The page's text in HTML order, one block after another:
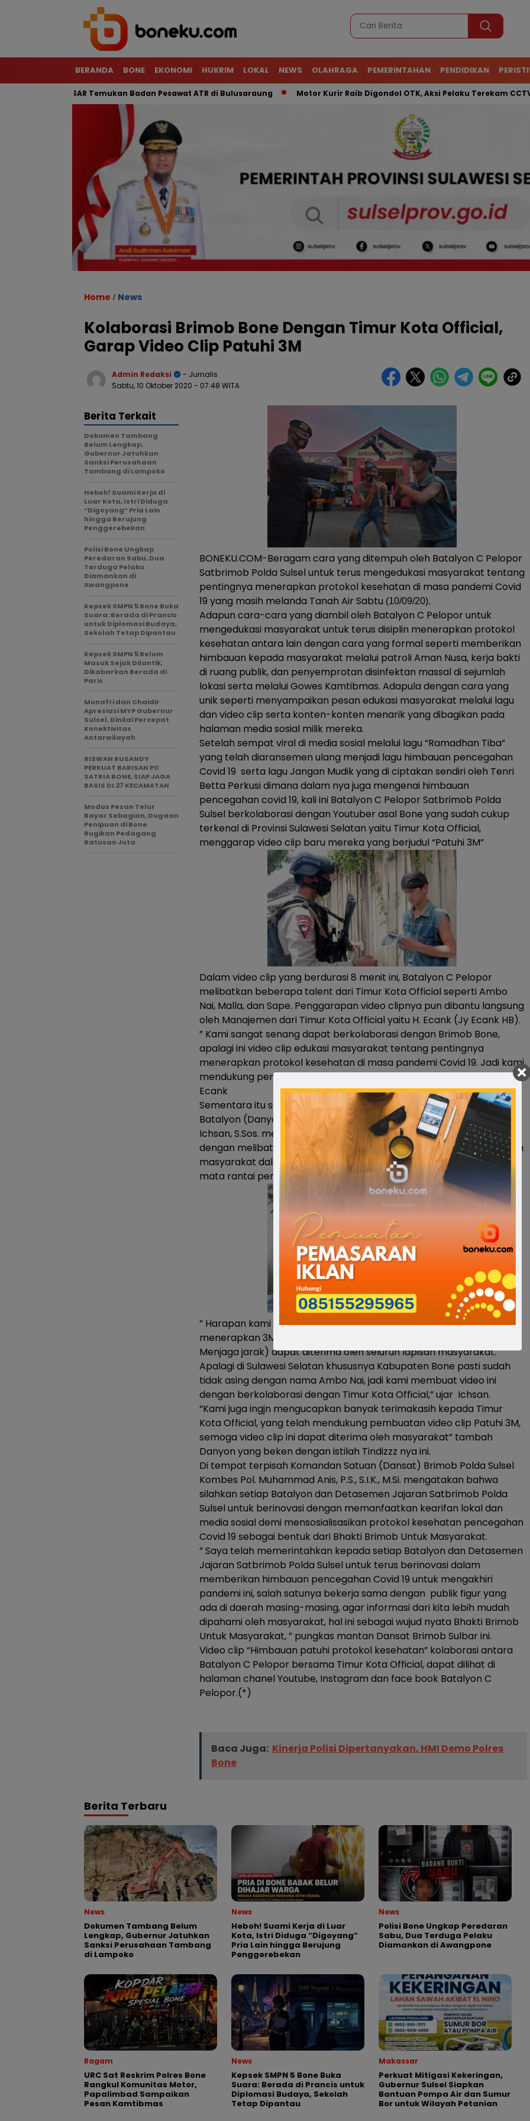
BERANDA BONE EKONOMI HUKRIM LOKAL NEWS OLAHRAGA PEMERINTAHAN PENDIDIKAN
Tim SAR Temukan Badan Pesawat ATR di Bulusaraung Motor Kurir Raib Digondol OTK, Aksi Pelaku Terekam CCTV
Home / News
Kolaborasi Brimob Bone Dengan Timur Kota Official,
Garap Video Clip Patuhi 3M
Admin Redaksi
- Jurnalis
Sabtu, 10 Oktober 2020 - 07:48 WITA
BONEKU.COM-Beragam cara yang ditempuh oleh Batalyon C Pelopor
Satbrimob Polda Sulsel untuk terus mengedukasi masyarakat tentang
pentingnya menerapkan protokol kesehatan di masa pandemi Covid
19 yang masih melanda Tanah Air Sabtu (10/09/20).
Adapun cara-cara yang diambil oleh Batalyon C Pelopor untuk
mengedukasi masyarakat untuk terus disiplin menerapkan protokol
kesehatan antara lain dengan cara yang formal seperti memberikan
himbauan kepada masyarakat melalui patroli Aman Nusa, kerja bakti
di ruang publik, dan penyemprotan disinfektan massal di sejumlah
lokasi serta melalui Gowes Kamtibmas. Adapula dengan cara yang
unik seperti menyampaikan pesan edukasi masyarakat melalui lagu
dan video clip serta konten-konten menarik yang dibagikan pada
halaman media sosial milik mereka.
Setelah sempat viral di media sosial melalui lagu “Ramadhan Tiba”
yang telah diaransemen ulang menjadi lagu himbauan pencegahan
Covid 19 serta lagu Jangan Mudik yang di ciptakan sendiri oleh Tenri
Betta Perkusi dimana dalam nya juga mengenai himbauan
pencegahan covid 19, kali ini Batalyon C Pelopor Satbrimob Polda
Sulsel berkolaborasi dengan Youtuber asal Bone yang sudah cukup
terkenal di Provinsi Sulawesi Selatan yaitu Timur Kota Official,
menggarap video clip baru mereka yang berjudul “Patuhi 3M”
Dalam video clip yang berdurasi 8 menit ini, Batalyon C Pelopor
melibatkan beberapa talent dari Timur Kota Official seperti Ambo
Nai, Malla, dan Sape. Penggarapan video clipnya pun dibantu langsung
oleh Manajemen dari Timur Kota Official yaitu H. Ecank (Jy Ecank HB).
” Kami sangat senang dapat berkolaborasi dengan Brimob Bone,
apalagi ini video clip edukasi masyarakat tentang pentingnya
menerapkan protokol kesehatan di masa pandemi Covid 19. Jadi kami
mendukung penuh terobosan dari Batalyon C Pelopor,” ungkap H.
Ecank
Sementara itu saat dikonfirmasi oleh awak media Komandan
Batalyon (Danyon) C Pelopor Satbrimob Polda Sulsel Kompol Nur
Ichsan, S.Sos. mengatakan jika pembuatan video clip “Patuhi 3M”
dengan melibatkan youtuber Bone ini untuk meningkatkan kesadaran
masyarakat dalam menerapkan protokol kesehatan demi memutus
mata rantai penyebaran Covid 19.
” Harapan kami melalui video clip ini, kami ingin agar himbauan untuk
menerapkan 3M ( Mencuci tangan, Menggunakan masker, dan
Menjaga jarak) dapat diterima oleh seluruh lapisan masyarakat.
Apalagi di Sulawesi Selatan khususnya Kabupaten Bone pasti sudah
tidak asing dengan nama Ambo Nai, jadi kami membuat video ini
dengan berkolaborasi dengan Timur Kota Official,” ujar Ichsan.
“Kami juga ingjn mengucapkan banyak terimakasih kepada Timur
Kota Official, yang telah mendukung pembuatan video clip Patuhi 3M,
semoga video clip ini dapat diterima oleh masyarakat” tambah
Danyon yang beken dengan istilah Tindizzz nya ini.
Di tempat terpisah Komandan Satuan (Dansat) Brimob Polda Sulsel
Kombes Pol. Muhammad Anis, P.S., S.I.K., M.Si. mengatakan bahwa
silahkan setiap Batalyon dan Detasemen Jajaran Satbrimob Polda
Sulsel untuk berinovasi dengan memanfaatkan kearifan lokal dan
media sosial demi mensosialisasikan protokol kesehatan pencegahan
Covid 19 sebagai bentuk dari Bhakti Brimob Untuk Masyarakat.
” Saya telah memerintahkan kepada setiap Batalyon dan Detasemen
Jajaran Satbrimob Polda Sulsel untuk terus berinovasi dalam
memberikan himbauan pencegahan Covid 19 untuk mengakhiri
pandemi ini, salah satunya bekerja sama dengan publik figur yang
ada di daerah masing-masing, agar informasi dari kita lebih mudah
dipahami oleh masyarakat, hal ini sebagai wujud nyata Bhakti Brimob
Untuk Masyarakat, ” pungkas mantan Dansat Brimob Sulbar ini.
Video clip “Himbauan patuhi protokol kesehatan” kolaborasi antara
Batalyon C Pelopor bersama Timur Kota Official, dapat dilihat di
halaman chanel Youtube, Instagram dan face book Batalyon C
Pelopor.(*)
Baca Juga: Kinerja Polisi Dipertanyakan, HMI Demo Polres
Bone
Berita Terkait
Dokumen Tambang
Belum Lengkap,
Gubernur Jatuhkan
Sanksi Perusahaan
Tambang di Lampoko
Heboh! Suami Kerja di
Luar Kota, Istri Diduga
“Digoyang” Pria Lain
hingga Berujung
Penggerebekan
Polisi Bone Ungkap
Peredaran Sabu, Dua
Terduga Pelaku
Diamankan di
Awangpone
Kepsek SMPN 5 Bone Buka
Suara: Berada di Prancis
untuk Diplomasi Budaya,
Sekolah Tetap Dipantau
Kepsek SMPN 5 Belum
Masuk Sejak Dilantik,
Dikabarkan Berada di
Paris
Munafri dan Chaidir
Apresiasi MYP Gubernur
Sulsel, Dinilai Percepat
Konektivitas
Antarwilayah
RISWAN RUSANDY
PERKUAT BARISAN PC
SATRIA BONE, SIAP JAGA
BASIS DI 27 KECAMATAN
Modus Pesan Telur
Bayar Sebagian, Dugaan
Penipuan di Bone
Rugikan Pedagang
Ratusan Juta
Berita Terbaru
News
Dokumen Tambang Belum
Lengkap, Gubernur Jatuhkan
Sanksi Perusahaan Tambang
di Lampoko
News
Heboh! Suami Kerja di Luar
Kota, Istri Diduga “Digoyang”
Pria Lain hingga Berujung
Penggerebekan
News
Polisi Bone Ungkap Peredaran
Sabu, Dua Terduga Pelaku
Diamankan di Awangpone
Ragam
URC Sat Reskrim Polres Bone
Rangkul Komunitas Motor,
Papalimbad Sampaikan
Pesan Kamtibmas
News
Kepsek SMPN 5 Bone Buka
Suara: Berada di Prancis untuk
Diplomasi Budaya, Sekolah
Tetap Dipantau
Makassar
Perkuat Mitigasi Kekeringan,
Gubernur Sulsel Siapkan
Bantuan Pompa Air dan Sumur
Bor untuk Wilayah Petanian